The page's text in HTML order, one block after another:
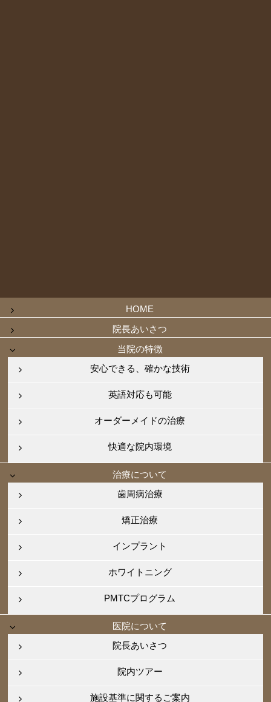
HOME
院長あいさつ
当院の特徴
安心できる、確かな技術
英語対応も可能
オーダーメイドの治療
快適な院内環境
治療について
歯周病治療
矯正治療
インプラント
ホワイトニング
PMTCプログラム
医院について
院長あいさつ
院内ツアー
施設基準に関するご案内